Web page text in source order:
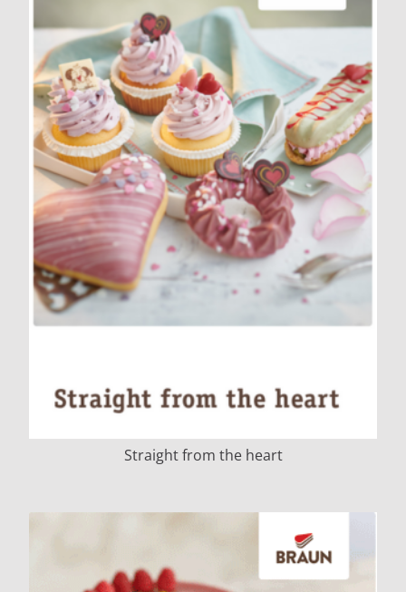
Straight from the heart